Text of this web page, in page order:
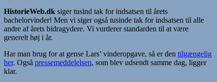
HistorieWeb.dk siger tusind tak for indsatsen til årets
bachelorvinder! Men vi siger også tusinde tak for indsatsen til alle
andre af årets bidragydere. Vi vurderer standarden til at være
generelt høj i år.
Har man brug for at gense Lars’ vinderopgave, så er den tilgængelig
her. Også pressemeddelelsen, som blev udsendt samme dag, ligger
klar.